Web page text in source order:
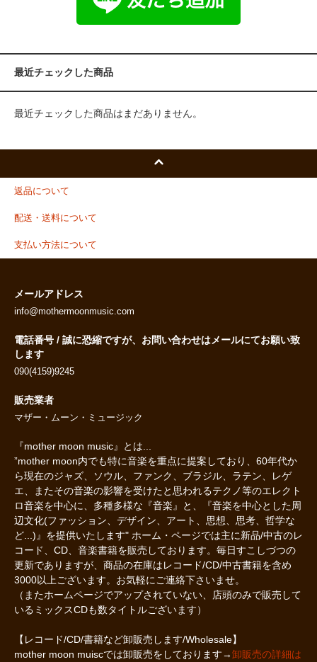
最近チェックした商品
最近チェックした商品はまだありません。
返品について
配送・送料について
支払い方法について
メールアドレス
info@mothermoonmusic.com
電話番号 / 誠に恐縮ですが、お問い合わせはメールにてお願い致
します
090(4159)9245
販売業者
マザー・ムーン・ミュージック
『mother moon music』とは...
”mother moon内でも特に音楽を重点に提案しており、60年代か
ら現在のジャズ、ソウル、ファンク、ブラジル、ラテン、レゲ
エ、またその音楽の影響を受けたと思われるテクノ等のエレクト
ロ音楽を中心に、多種多様な『音楽』と、『音楽を中心とした周
辺文化(ファッション、デザイン、アート、思想、思考、哲学な
ど...)』を提供いたします" ホーム・ページでは主に新品/中古のレ
コード、CD、音楽書籍を販売しております。毎日すこしづつの
更新でありますが、商品の在庫はレコード/CD/中古書籍を含め
3000以上ございます。お気軽にご連絡下さいませ。
（またホームページでアップされていない、店頭のみで販売して
いるミックスCDも数タイトルございます）
【レコード/CD/書籍など卸販売します/Wholesale】
mother moon muiscでは卸販売をしております→卸販売の詳細は